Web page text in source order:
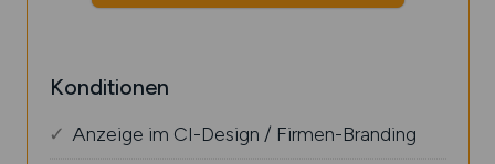
Konditionen
Anzeige im CI-Design / Firmen-Branding